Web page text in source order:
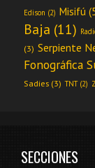
Edison (2) Misifú
Baja (11)
(3) Serpiente
Fonográfica
Sadies (3) TNT(2)
SECCIONES